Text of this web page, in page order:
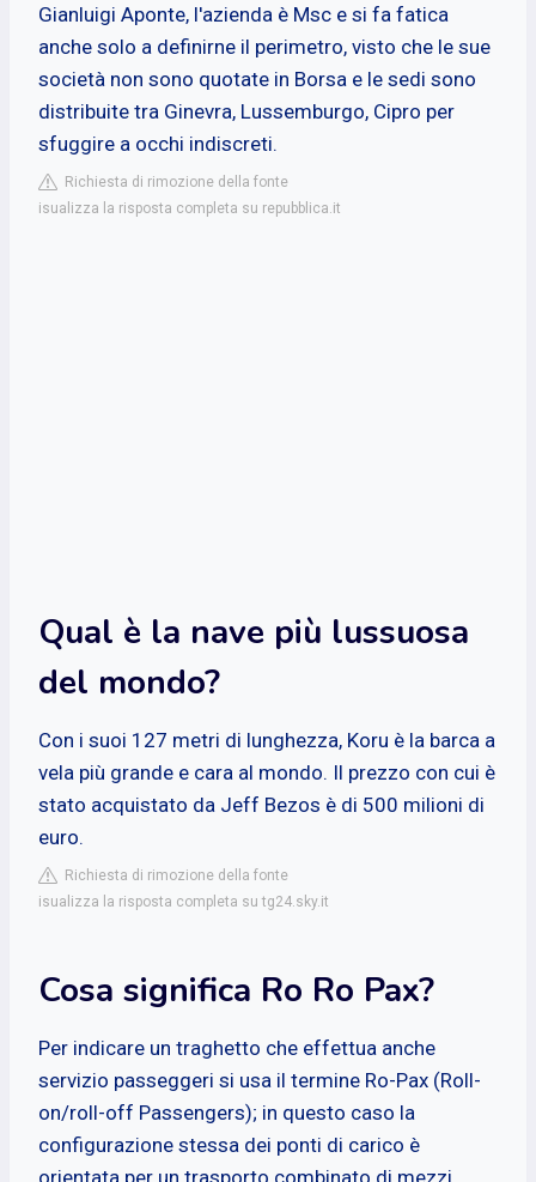
Gianluigi Aponte, l'azienda è Msc e si fa fatica
anche solo a definirne il perimetro, visto che le sue
società non sono quotate in Borsa e le sedi sono
distribuite tra Ginevra, Lussemburgo, Cipro per
sfuggire a occhi indiscreti.
Richiesta di rimozione della fonte
isualizza la risposta completa su repubblica.it
Qual è la nave più lussuosa
del mondo?
Con i suoi 127 metri di lunghezza, Koru è la barca a
vela più grande e cara al mondo. Il prezzo con cui è
stato acquistato da Jeff Bezos è di 500 milioni di
euro.
Richiesta di rimozione della fonte
isualizza la risposta completa su tg24.sky.it
Cosa significa Ro Ro Pax?
Per indicare un traghetto che effettua anche
servizio passeggeri si usa il termine Ro-Pax (Roll-
on/roll-off Passengers); in questo caso la
configurazione stessa dei ponti di carico è
orientata per un trasporto combinato di mezzi